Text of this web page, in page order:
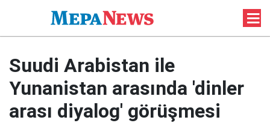
Suudi Arabistan ile
Yunanistan arasında 'dinler
arası diyalog' görüşmesi